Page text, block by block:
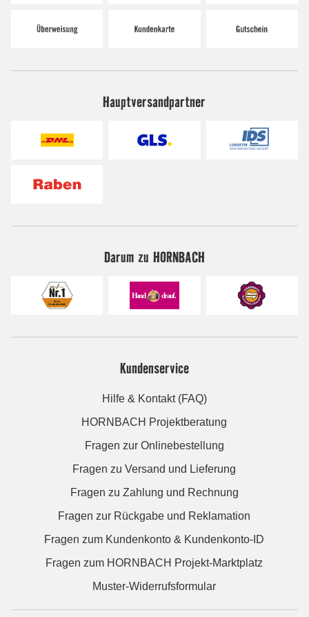
Hauptversandpartner
Darum zu HORNBACH
Kundenservice
Hilfe & Kontakt (FAQ)
HORNBACH Projektberatung
Fragen zur Onlinebestellung
Fragen zu Versand und Lieferung
Fragen zu Zahlung und Rechnung
Fragen zur Rückgabe und Reklamation
Fragen zum Kundenkonto & Kundenkonto-ID
Fragen zum HORNBACH Projekt-Marktplatz
Muster-Widerrufsformular